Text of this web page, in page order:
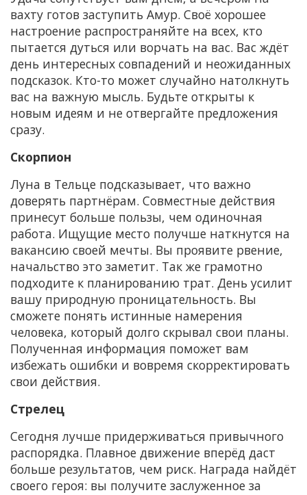
вахту готов заступить Амур. Своё хорошее
настроение распространяйте на всех, кто
пытается дуться или ворчать на вас. Вас ждёт
день интересных совпадений и неожиданных
подсказок. Кто-то может случайно натолкнуть
вас на важную мысль. Будьте открыты к
новым идеям и не отвергайте предложения
сразу.
Скорпион
Луна в Тельце подсказывает, что важно
доверять партнёрам. Совместные действия
принесут больше пользы, чем одиночная
работа. Ищущие место получше наткнутся на
вакансию своей мечты. Вы проявите рвение,
начальство это заметит. Так же грамотно
подходите к планированию трат. День усилит
вашу природную проницательность. Вы
сможете понять истинные намерения
человека, который долго скрывал свои планы.
Полученная информация поможет вам
избежать ошибки и вовремя скорректировать
свои действия.
Стрелец
Сегодня лучше придерживаться привычного
распорядка. Плавное движение вперёд даст
больше результатов, чем риск. Награда найдёт
своего героя: вы получите заслуженное за